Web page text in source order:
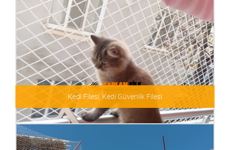
Kedi Filesi, Kedi Güvenlik Filesi